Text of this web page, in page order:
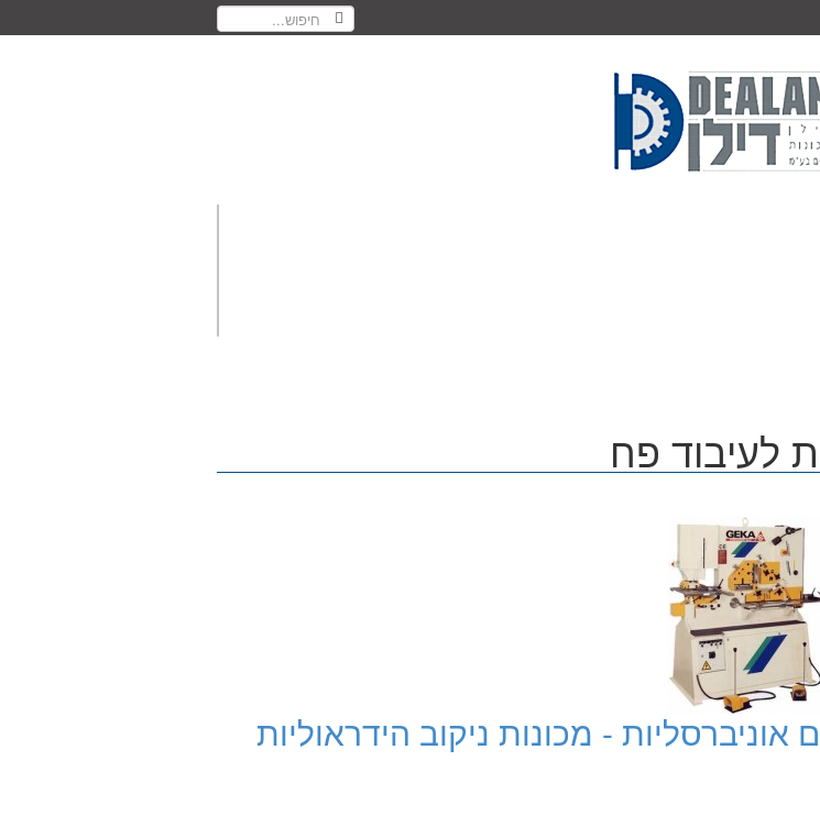
לעיבוד פח
אוניברסליות - מכונות ניקוב הידראוליות